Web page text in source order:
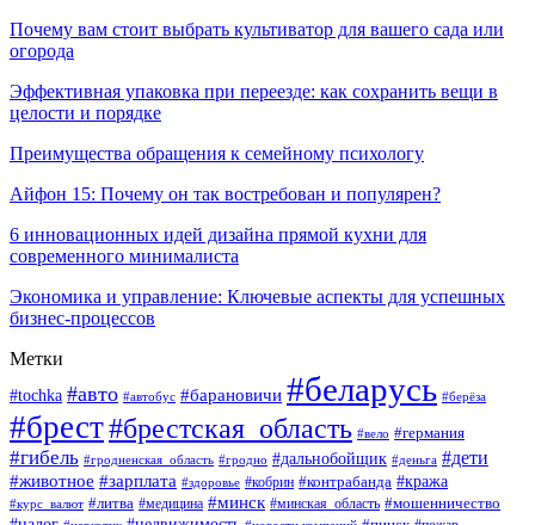
Почему вам стоит выбрать культиватор для вашего сада или
огорода
Эффективная упаковка при переезде: как сохранить вещи в
целости и порядке
Преимущества обращения к семейному психологу
Айфон 15: Почему он так востребован и популярен?
6 инновационных идей дизайна прямой кухни для
современного минималиста
Экономика и управление: Ключевые аспекты для успешных
бизнес-процессов
Метки
#tochka #авто #автобус #барановичи #беларусь #берёза
#брест#брестская_область #вело #германия
#гибель #гродненская_область #гродно #дальнобойщик #деньга #дети
#животное #зарплата #здоровье #кобрин #контрабанда #кража
#курс_валют #литва #медицина #минск #минская_область #мошенничество